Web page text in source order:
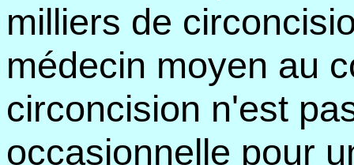
milliers de
médecin moyen au
circoncision n'est
occasionnelle pour